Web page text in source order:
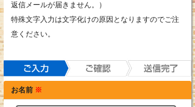
返信メールが届きません。）
特殊文字入力は文字化けの原因となりますのでご注
意ください。
お名前 ※